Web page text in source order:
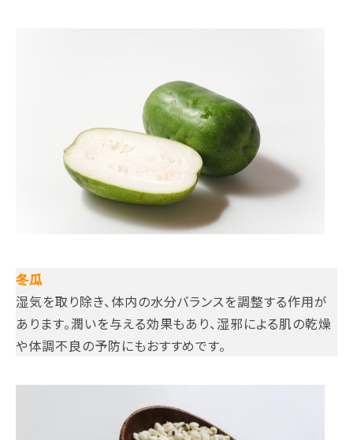
冬瓜
湿気を取り除き、体内の水分バランスを調整する作用が
あります。潤いを与える効果もあり、湿邪による肌の乾燥
や体調不良の予防にもおすすめです。